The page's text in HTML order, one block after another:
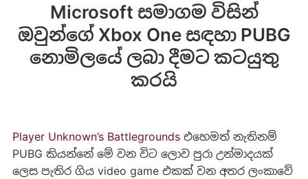
Microsoft සමාගම විසින්
ඔවුන්ගේ Xbox One සඳහා PUBG
නොමිලයේ ලබා දීමට කටයුතු
කරයි
Player Unknown’s Battlegroundsඑහෙමත් නැතිනම්
PUBG කියන්නේ මේ වන විට ලොව පුරා උන්මාදයක්
ලෙස පැතිර ගිය video game එකක් වන අතර ලංකාවේ